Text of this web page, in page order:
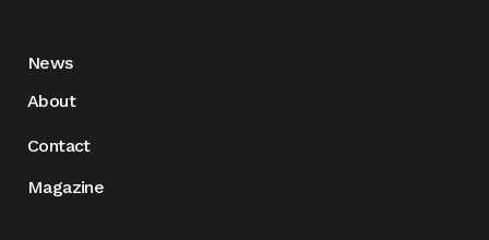
News
About
Contact
Magazine